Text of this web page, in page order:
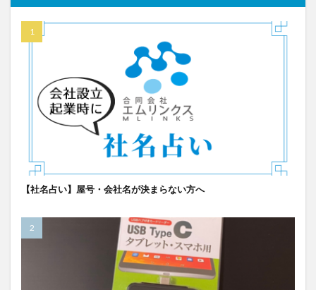
【社名占い】屋号・会社名が決まらない方へ